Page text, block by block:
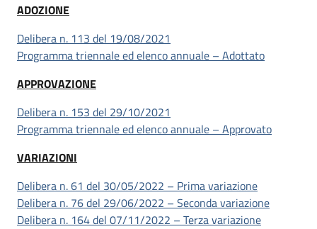
ADOZIONE
Delibera n. 113 del 19/08/2021
Programma triennale ed elenco annuale – Adottato
APPROVAZIONE
Delibera n. 153 del 29/10/2021
Programma triennale ed elenco annuale – Approvato
VARIAZIONI
Delibera n. 61 del 30/05/2022 – Prima variazione
Delibera n. 76 del 29/06/2022 – Seconda variazione
Delibera n. 164 del 07/11/2022 – Terza variazione